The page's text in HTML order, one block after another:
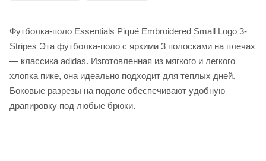
Футболка-поло Essentials Piqué Embroidered Small Logo 3-
Stripes Эта футболка-поло с яркими 3 полосками на плечах
— классика adidas. Изготовленная из мягкого и легкого
хлопка пике, она идеально подходит для теплых дней.
Боковые разрезы на подоле обеспечивают удобную
драпировку под любые брюки.